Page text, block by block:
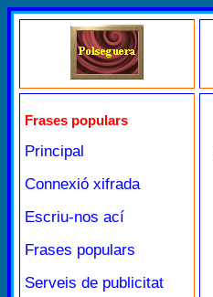
Frases populars
Principal
Connexió xifrada
Escriu-nos ací
Frases populars
Serveis de publicitat